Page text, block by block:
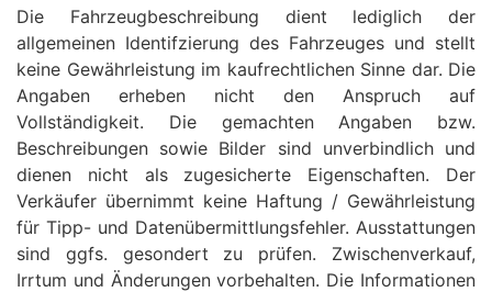
Die Fahrzeugbeschreibung dient lediglich der
allgemeinen Identifzierung des Fahrzeuges und stellt
keine Gewährleistung im kaufrechtlichen Sinne dar. Die
Angaben erheben nicht den Anspruch auf
Vollständigkeit. Die gemachten Angaben bzw.
Beschreibungen sowie Bilder sind unverbindlich und
dienen nicht als zugesicherte Eigenschaften. Der
Verkäufer übernimmt keine Haftung / Gewährleistung
für Tipp- und Datenübermittlungsfehler. Ausstattungen
sind ggfs. gesondert zu prüfen. Zwischenverkauf,
Irrtum und Änderungen vorbehalten. Die Informationen